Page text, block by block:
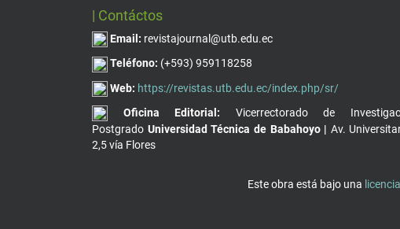
| Contáctos
Email: revistajournal@utb.edu.ec
Teléfono: (+593) 959118258
Web: https://revistas.utb.edu.ec/index.php/sr/
Oficina Editorial: Vicerrectorado de
Postgrado Universidad Técnica de Babahoyo | Av.
2,5 vía Flores
Este obra está bajo una